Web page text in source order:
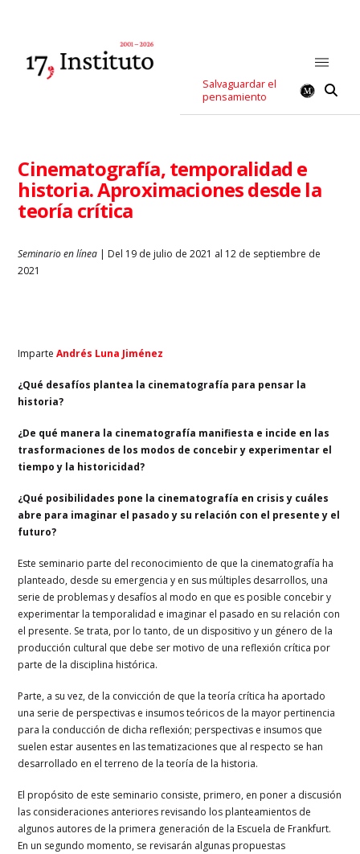
Salvaguardar el
pensamiento
Cinematografía, temporalidad e
historia. Aproximaciones desde la
teoría crítica
Seminario en línea | Del 19 de julio de 2021 al 12 de septiembre de
2021
ImparteAndrés Luna Jiménez
¿Qué desafíos plantea la cinematografía para pensar la
historia?
¿De qué manera la cinematografía manifiesta e incide en las
trasformaciones de los modos de concebir y experimentar el
tiempo y la historicidad?
¿Qué posibilidades pone la cinematografía en crisis y cuáles
abre para imaginar el pasado y su relación con el presente y el
futuro?
Este seminario parte del reconocimiento de que la cinematografía ha
planteado, desde su emergencia y en sus múltiples desarrollos, una
serie de problemas y desafíos al modo en que es posible concebir y
experimentar la temporalidad e imaginar el pasado en su relación con
el presente. Se trata, por lo tanto, de un dispositivo y un género de la
producción cultural que debe ser motivo de una reflexión crítica por
parte de la disciplina histórica.
Parte, a su vez, de la convicción de que la teoría crítica ha aportado
una serie de perspectivas e insumos teóricos de la mayor pertinencia
para la conducción de dicha reflexión; perspectivas e insumos que
suelen estar ausentes en las tematizaciones que al respecto se han
desarrollado en el terreno de la teoría de la historia.
El propósito de este seminario consiste, primero, en poner a discusión
las consideraciones anteriores revisando los planteamientos de
algunos autores de la primera generación de la Escuela de Frankfurt.
En un segundo momento, se revisarán algunas propuestas